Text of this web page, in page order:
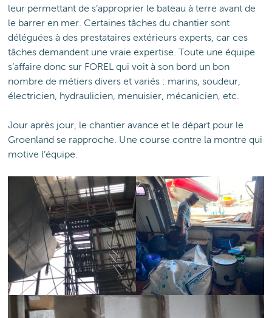
leur permettant de s’approprier le bateau à terre avant de
le barrer en mer. Certaines tâches du chantier sont
déléguées à des prestataires extérieurs experts, car ces
tâches demandent une vraie expertise. Toute une équipe
s’affaire donc sur FOREL qui voit à son bord un bon
nombre de métiers divers et variés : marins, soudeur,
électricien, hydraulicien, menuisier, mécanicien, etc.
Jour après jour, le chantier avance et le départ pour le
Groenland se rapproche. Une course contre la montre qui
motive l’équipe.